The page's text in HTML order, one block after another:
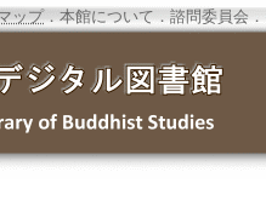
ップ．本館について ．諮問委員会 ．